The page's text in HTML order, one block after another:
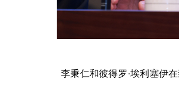
李秉仁和彼得罗·埃利塞伊在